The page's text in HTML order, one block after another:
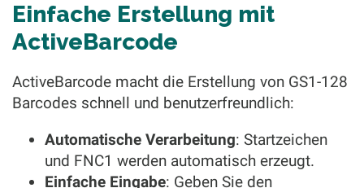
Einfache Erstellung mit
ActiveBarcode
ActiveBarcode macht die Erstellung von GS1-128
Barcodes schnell und benutzerfreundlich:
Automatische Verarbeitung: Startzeichen
und FNC1 werden automatisch erzeugt.
Einfache Eingabe: Geben Sie den